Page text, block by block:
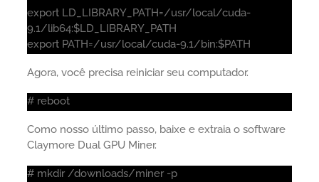
export LD_LIBRARY_PATH=/usr/local/cuda-
9.1/lib64:$LD_LIBRARY_PATH
export PATH=/usr/local/cuda-9.1/bin:$PATH
Agora, você precisa reiniciar seu computador.
# reboot
Como nosso último passo, baixe e extraia o software
Claymore Dual GPU Miner.
# mkdir /downloads/miner -p